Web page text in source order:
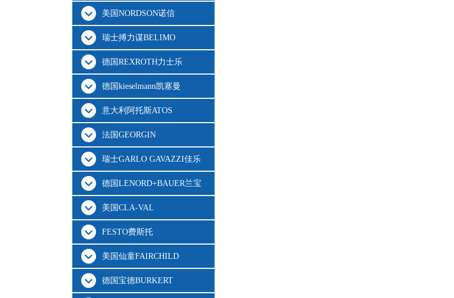
美国NORDSON诺信
瑞士搏力谋BELIMO
德国REXROTH力士乐
德国kieselmann凯塞曼
意大利阿托斯ATOS
法国GEORGIN
瑞士GARLO GAVAZZI佳乐
德国LENORD+BAUER兰宝
美国CLA-VAL
FESTO费斯托
美国仙童FAIRCHILD
德国宝德BURKERT